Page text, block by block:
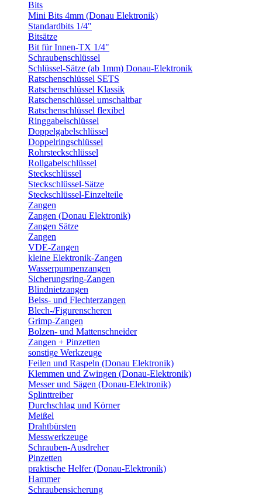
Bits
Mini Bits 4mm (Donau Elektronik)
Standardbits 1/4"
Bitsätze
Bit für Innen-TX 1/4"
Schraubenschlüssel
Schlüssel-Sätze (ab 1mm) Donau-Elektronik
Ratschenschlüssel SETS
Ratschenschlüssel Klassik
Ratschenschlüssel umschaltbar
Ratschenschlüssel flexibel
Ringgabelschlüssel
Doppelgabelschlüssel
Doppelringschlüssel
Rohrsteckschlüssel
Rollgabelschlüssel
Steckschlüssel
Steckschlüssel-Sätze
Steckschlüssel-Einzelteile
Zangen
Zangen (Donau Elektronik)
Zangen Sätze
Zangen
VDE-Zangen
kleine Elektronik-Zangen
Wasserpumpenzangen
Sicherungsring-Zangen
Blindnietzangen
Beiss- und Flechterzangen
Blech-/Figurenscheren
Grimp-Zangen
Bolzen- und Mattenschneider
Zangen + Pinzetten
sonstige Werkzeuge
Feilen und Raspeln (Donau Elektronik)
Klemmen und Zwingen (Donau-Elektronik)
Messer und Sägen (Donau-Elektronik)
Splinttreiber
Durchschlag und Körner
Meißel
Drahtbürsten
Messwerkzeuge
Schrauben-Ausdreher
Pinzetten
praktische Helfer (Donau-Elektronik)
Hammer
Schraubensicherung